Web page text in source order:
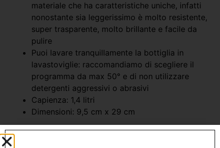
materiale che ha caratteristiche uniche, infatti
nonostante sia leggerissimo è molto resistente,
super trasparente, molto brillante e facile da
pulire
Puoi lavare tranquillamente la bottiglia in
lavastoviglie: raccomandiamo di scegliere il
programma da max 50° e di non utilizzare
detergenti aggressivi o abrasivi
Capienza: 1,4 litri
Dimensioni: 9,5 cm x 29 cm